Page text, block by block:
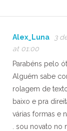
Alex_Luna
3
at 01:00
Parabéns pelo
Alguém sabe
rolagem de
baixo e pra
várias formas e
. sou novato no